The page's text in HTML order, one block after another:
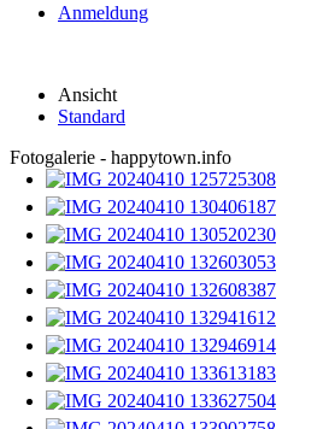
Anmeldung
Ansicht
Standard
Fotogalerie - happytown.info